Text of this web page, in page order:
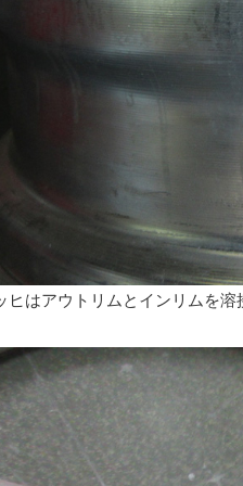
ヒはアウトリムとインリムを溶